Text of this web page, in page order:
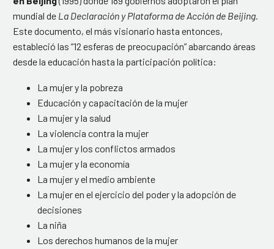
mundial de La Declaración y Plataforma de Acción de Beijing.
Este documento, el más visionario hasta entonces,
estableció las “12 esferas de preocupación” abarcando áreas
desde la educación hasta la participación política:
La mujer y la pobreza
Educación y capacitación de la mujer
La mujer y la salud
La violencia contra la mujer
La mujer y los conflictos armados
La mujer y la economía
La mujer y el medio ambiente
La mujer en el ejercicio del poder y la adopción de
decisiones
La niña
Los derechos humanos de la mujer